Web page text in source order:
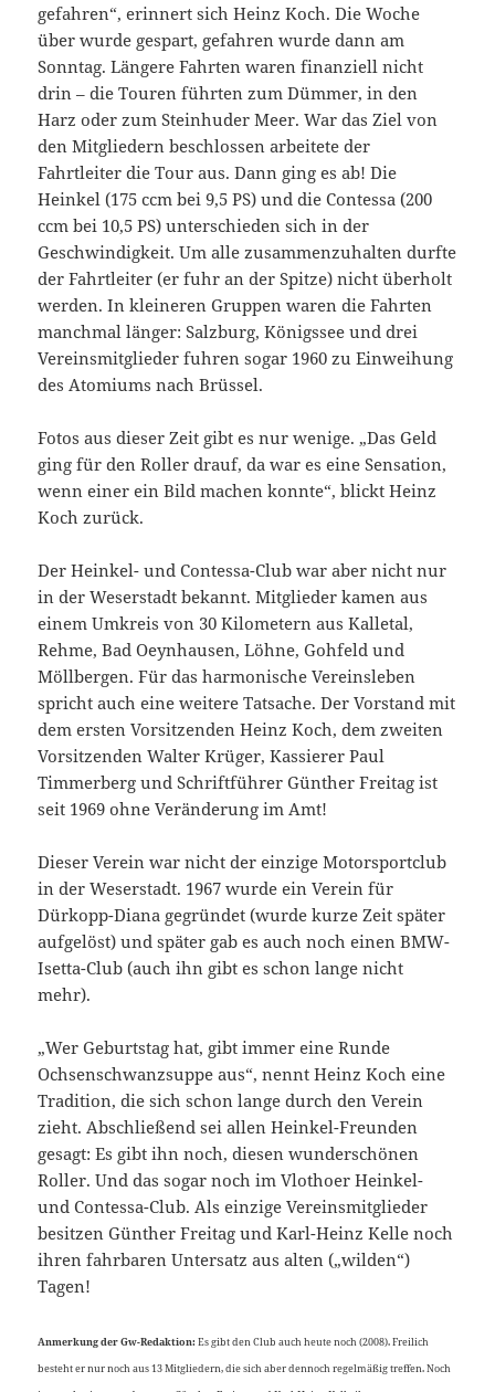
gefahren“, erinnert sich Heinz Koch. Die Woche
über wurde gespart, gefahren wurde dann am
Sonntag. Längere Fahrten waren finanziell nicht
drin – die Touren führten zum Dümmer, in den
Harz oder zum Steinhuder Meer. War das Ziel von
den Mitgliedern beschlossen arbeitete der
Fahrtleiter die Tour aus. Dann ging es ab! Die
Heinkel (175 ccm bei 9,5 PS) und die Contessa (200
ccm bei 10,5 PS) unterschieden sich in der
Geschwindigkeit. Um alle zusammenzuhalten durfte
der Fahrtleiter (er fuhr an der Spitze) nicht überholt
werden. In kleineren Gruppen waren die Fahrten
manchmal länger: Salzburg, Königssee und drei
Vereinsmitglieder fuhren sogar 1960 zu Einweihung
des Atomiums nach Brüssel.
Fotos aus dieser Zeit gibt es nur wenige. „Das Geld
ging für den Roller drauf, da war es eine Sensation,
wenn einer ein Bild machen konnte“, blickt Heinz
Koch zurück.
Der Heinkel- und Contessa-Club war aber nicht nur
in der Weserstadt bekannt. Mitglieder kamen aus
einem Umkreis von 30 Kilometern aus Kalletal,
Rehme, Bad Oeynhausen, Löhne, Gohfeld und
Möllbergen. Für das harmonische Vereinsleben
spricht auch eine weitere Tatsache. Der Vorstand mit
dem ersten Vorsitzenden Heinz Koch, dem zweiten
Vorsitzenden Walter Krüger, Kassierer Paul
Timmerberg und Schriftführer Günther Freitag ist
seit 1969 ohne Veränderung im Amt!
Dieser Verein war nicht der einzige Motorsportclub
in der Weserstadt. 1967 wurde ein Verein für
Dürkopp-Diana gegründet (wurde kurze Zeit später
aufgelöst) und später gab es auch noch einen BMW-
Isetta-Club (auch ihn gibt es schon lange nicht
mehr).
„Wer Geburtstag hat, gibt immer eine Runde
Ochsenschwanzsuppe aus“, nennt Heinz Koch eine
Tradition, die sich schon lange durch den Verein
zieht. Abschließend sei allen Heinkel-Freunden
gesagt: Es gibt ihn noch, diesen wunderschönen
Roller. Und das sogar noch im Vlothoer Heinkel-
und Contessa-Club. Als einzige Vereinsmitglieder
besitzen Günther Freitag und Karl-Heinz Kelle noch
ihren fahrbaren Untersatz aus alten („wilden“)
Tagen!
Anmerkung der Gw-Redaktion:Es gibt den Club auch heute noch (2008). Freilich
besteht er nur noch aus 13 Mitgliedern, die sich aber dennoch regelmäßig treffen. Noch